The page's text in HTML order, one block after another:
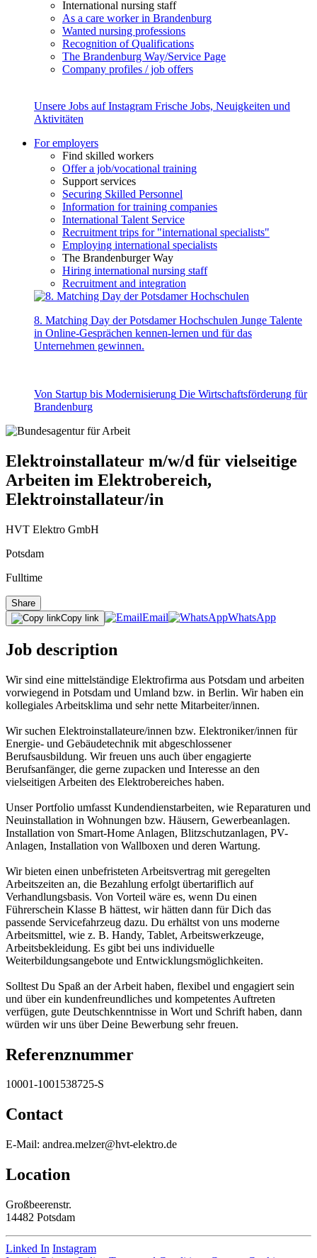
International nursing staff
As a care worker in Brandenburg
Wanted nursing professions
Recognition of Qualifications
The Brandenburg Way/Service Page
Company profiles / job offers
Unsere Jobs auf Instagram Frische Jobs, Neuigkeiten und
Aktivitäten
For employers
Find skilled workers
Offer a job/vocational training
Support services
Securing Skilled Personnel
Information for training companies
International Talent Service
Recruitment trips for "international specialists"
Employing international specialists
The Brandenburger Way
Hiring international nursing staff
Recruitment and integration
8. Matching Day der Potsdamer Hochschulen Junge Talente
in Online-Gesprächen kennen-lernen und für das
Unternehmen gewinnen.
Von Startup bis Modernisierung Die Wirtschaftsförderung für
Brandenburg
Elektroinstallateur m/w/d für vielseitige
Arbeiten im Elektrobereich,
Elektroinstallateur/in
HVT Elektro GmbH
Potsdam
Fulltime
Share
Copy link
Email WhatsApp
Job description
Wir sind eine mittelständige Elektrofirma aus Potsdam und arbeiten
vorwiegend in Potsdam und Umland bzw. in Berlin. Wir haben ein
kollegiales Arbeitsklima und sehr nette Mitarbeiter/innen.
Wir suchen Elektroinstallateure/innen bzw. Elektroniker/innen für
Energie- und Gebäudetechnik mit abgeschlossener
Berufsausbildung. Wir freuen uns auch über engagierte
Berufsanfänger, die gerne zupacken und Interesse an den
vielseitigen Arbeiten des Elektrobereiches haben.
Unser Portfolio umfasst Kundendienstarbeiten, wie Reparaturen und
Neuinstallation in Wohnungen bzw. Häusern, Gewerbeanlagen.
Installation von Smart-Home Anlagen, Blitzschutzanlagen, PV-
Anlagen, Installation von Wallboxen und deren Wartung.
Wir bieten einen unbefristeten Arbeitsvertrag mit geregelten
Arbeitszeiten an, die Bezahlung erfolgt übertariflich auf
Verhandlungsbasis. Von Vorteil wäre es, wenn Du einen
Führerschein Klasse B hättest, wir hätten dann für Dich das
passende Servicefahrzeug dazu. Du erhältst von uns moderne
Arbeitsmittel, wie z. B. Handy, Tablet, Arbeitswerkzeuge,
Arbeitsbekleidung. Es gibt bei uns individuelle
Weiterbildungsangebote und Entwicklungsmöglichkeiten.
Solltest Du Spaß an der Arbeit haben, flexibel und engagiert sein
und über ein kundenfreundliches und kompetentes Auftreten
verfügen, gute Deutschkenntnisse in Wort und Schrift haben, dann
würden wir uns über Deine Bewerbung sehr freuen.
Referenznummer
10001-1001538725-S
Contact
E-Mail: andrea.melzer@hvt-elektro.de
Location
Großbeerenstr.
14482 Potsdam
Linked In Instagram